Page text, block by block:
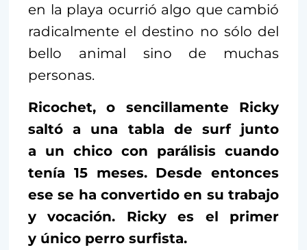
en la playa ocurrió algo que cambió
radicalmente el destino no sólo del
bello animal sino de muchas
personas.
Ricochet, o sencillamente Ricky
saltó a una tabla de surf junto
a un chico con parálisis cuando
tenía 15 meses. Desde entonces
ese se ha convertido en su trabajo
y vocación. Ricky es el primer
y único perro surfista.